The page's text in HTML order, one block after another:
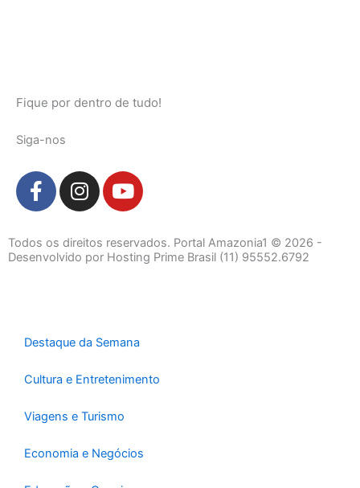
Fique por dentro de tudo!
Siga-nos
F
a
e
b
-
I
n
t
a
m
Y
o
t
u
Todos os direitos reservados. Portal Amazonia1 © 2026 -
Desenvolvido por Hosting Prime Brasil (11) 95552.6792
Destaque da Semana
Cultura e Entretenimento
Viagens e Turismo
Economia e Negócios